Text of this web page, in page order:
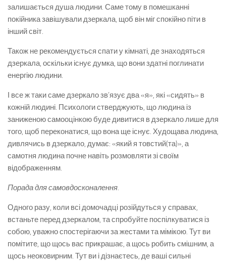
залишається душа людини. Саме тому в помешканні
покійника завішували дзеркала, щоб він міг спокійно піти в
інший світ.
Також не рекомендується спати у кімнаті, де знаходяться
дзеркала, оскільки існує думка, що вони здатні поглинати
енергію людини.
І все ж таки саме дзеркало зв’язує два «я», які «сидять» в
кожній людині. Психологи стверджують, що людина із
заниженою самооцінкою буде дивитися в дзеркало лише для
того, щоб переконатися, що вона ще існує. Худощава людина,
дивлячись в дзеркало, думає: «який я товстий(та)», а
самотня людина почне навіть розмовляти зі своїм
відображенням.
Порада для самовдосконалення.
Одного разу, коли всі домочадці розійдуться у справах,
встаньте перед дзеркалом, та спробуйте поспілкуватися із
собою, уважно спостерігаючи за жестами та мімікою. Тут ви
помітите, що щось вас прикрашає, а щось робить смішним, а
щось неоковирним. Тут ви і дізнаєтесь, де ваші сильні